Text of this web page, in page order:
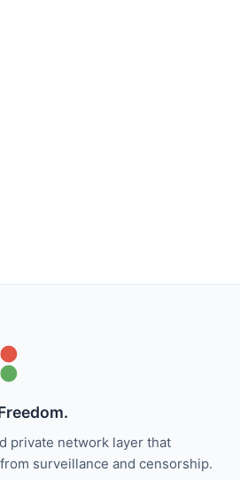
private network layer that
surveillance and censorship.